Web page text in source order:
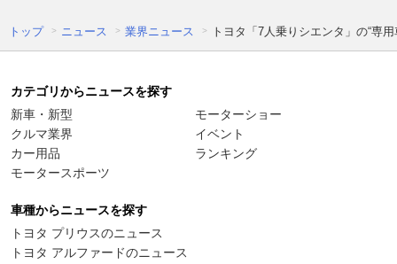
トップ ニュース 業界ニュース トヨタ「7人乗りシエンタ」の“専
カテゴリからニュースを探す
新車・新型
クルマ業界
カー用品
モータースポーツ
モーターショー
イベント
ランキング
車種からニュースを探す
トヨタ プリウスのニュース
トヨタ アルファードのニュース